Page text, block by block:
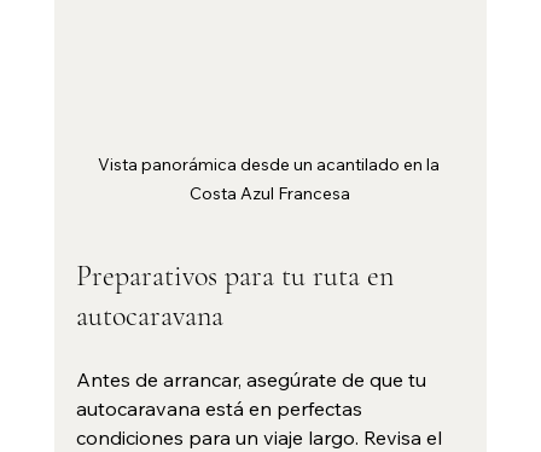
Vista panorámica desde un acantilado en la
Costa Azul Francesa
Preparativos para tu ruta en
autocaravana
Antes de arrancar, asegúrate de que tu
autocaravana está en perfectas
condiciones para un viaje largo. Revisa el